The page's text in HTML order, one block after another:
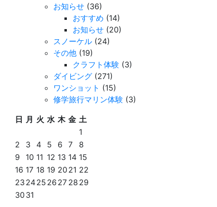
お知らせ (36)
おすすめ (14)
お知らせ (20)
スノーケル (24)
その他 (19)
クラフト体験 (3)
ダイビング (271)
ワンショット (15)
修学旅行マリン体験 (3)
日 月 火 水 木 金 土
1
2
3 4 5 6 7
8
9
10 11 12 13 14 15
16 17 18 19 20 21 22
23 2425 26 27 28 29
30 31